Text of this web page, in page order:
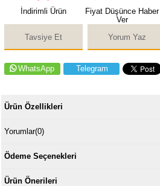
İndirimli Ürün
Fiyat Düşünce Haber
Ver
Tavsiye Et Yorum Yaz
WhatsApp Telegram
Ürün Özellikleri
Yorumlar(0)
Ödeme Seçenekleri
Ürün Önerileri